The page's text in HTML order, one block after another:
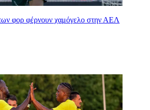
φορ φέρνουν χαμόγελο στην ΑΕΛ